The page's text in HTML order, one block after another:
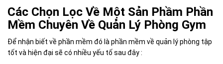
Các Chọn Lọc Về Một Sản Phầm Phần
Mềm Chuyên Về Quản Lý Phòng Gym
Để nhận biết về phần mềm đó là phần mềm về quản lý phòng tập
tốt và hiện đại sẽ có nhiều yếu tố sau đây :